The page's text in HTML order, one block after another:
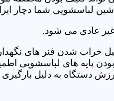
شما دچار ایراد
عادی می شود.
خراب شدن فنر های
بودن پایه های لباسشویی
دستگاه به دلیل